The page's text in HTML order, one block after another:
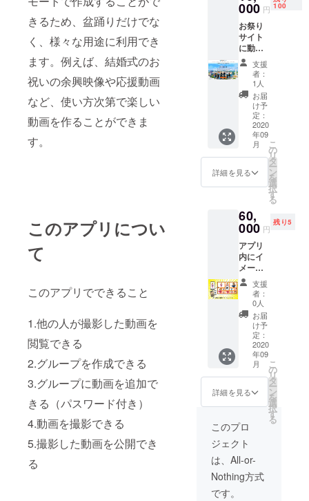
きるため、盆踊りだけでな
く、様々な用途に利用でき
ます。例えば、結婚式のお
祝いの余興映像や応援動画
など、使い方次第で楽しい
動画を作ることができま
す。
このアプリについ
て
このアプリでできること
1.他の人が撮影した動画を
閲覧できる
2.グループを作成できる
3.グループに動画を追加で
きる（パスワード付き）
4.動画を撮影できる
5.撮影した動画を公開でき
る
りしま
す
（メー
ルアド
レスが
必要で
す）。
000 円 100
お祭り
サイト
に動画
を掲載
できる
権利 盆
踊りの
動画を
撮影す
る際、
「阿波
おどり
頑張
れ」な
ど地元
祭りの
応援
メッ
セージ
を動画
に入
れ、動
画デー
タを
ファイ
ル転送
サービ
スで
送って
いただ
けれ
ば、お
トップ
に動画
を掲載
ます。
支援
者：
1人
お届
け予
定：
2020
年09
月
詳細を見る
こ
の
リ
タ
ー
ン
を
選
択
す
る
60,
000 円
残り5
アプリ
内にイ
メー
ジ・リ
ンク付
きバ
ナーを
掲載で
きる権
リ内
（メ
ニュー
画面）
に、バ
掲載で
きま
す。掲
載期間
は、ア
プリリ
支援
者：
0人
お届
け予
定：
2020
年09
月
詳細を見る
こ
の
リ
タ
ー
ン
を
選
択
す
る
このプロ
ジェクト
は、All-or-
Nothing方式
です。